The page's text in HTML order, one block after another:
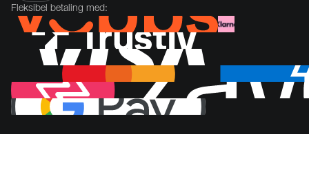
Fleksibel betaling med: